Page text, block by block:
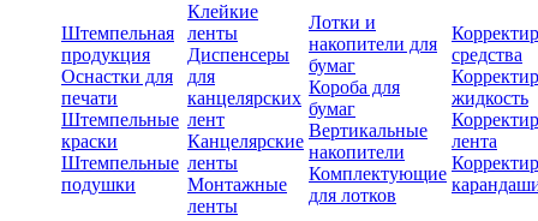
Штемпельная
продукция
Оснастки для
печати
Штемпельные
краски
Штемпельные
подушки
Клейкие
ленты
Диспенсеры
для
канцелярских
лент
Канцелярские
ленты
Монтажные
ленты
Лотки и
накопители для
бумаг
Короба для
бумаг
Вертикальные
накопители
Комплектующие
для лотков
средства
жидкость
лента